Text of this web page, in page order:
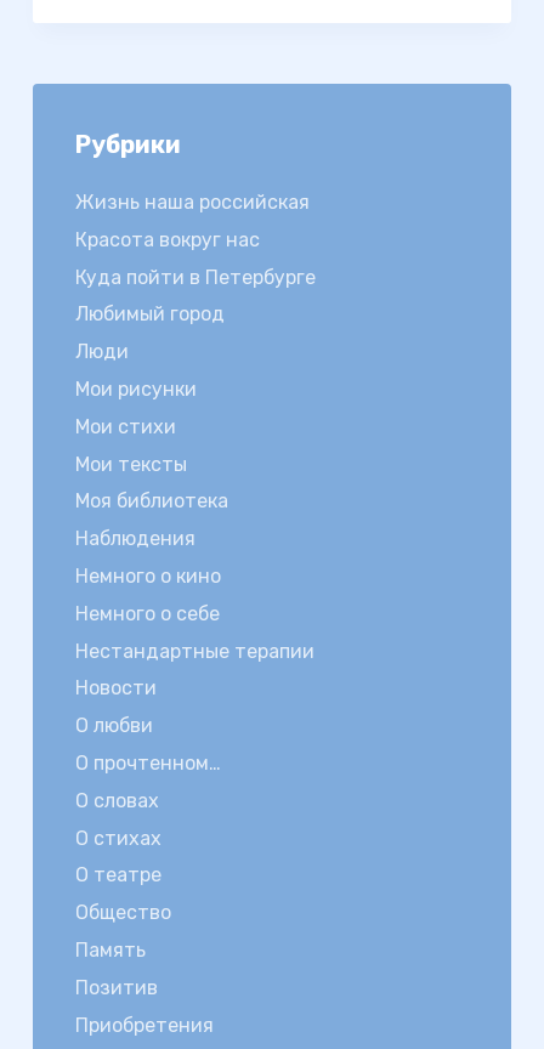
Рубрики
Жизнь наша российская
Красота вокруг нас
Куда пойти в Петербурге
Любимый город
Люди
Мои рисунки
Мои стихи
Мои тексты
Моя библиотека
Наблюдения
Немного о кино
Немного о себе
Нестандартные терапии
Новости
О любви
О прочтенном…
О словах
О стихах
О театре
Общество
Память
Позитив
Приобретения